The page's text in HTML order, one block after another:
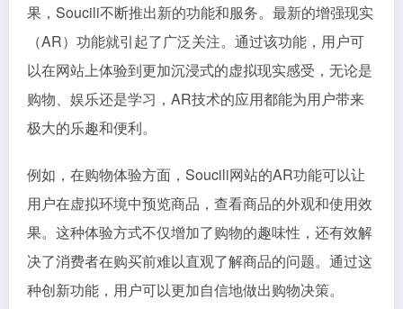
果，Soucili不断推出新的功能和服务。最新的增强现实
（AR）功能就引起了广泛关注。通过该功能，用户可
以在网站上体验到更加沉浸式的虚拟现实感受，无论是
购物、娱乐还是学习，AR技术的应用都能为用户带来
极大的乐趣和便利。
例如，在购物体验方面，Soucili网站的AR功能可以让
用户在虚拟环境中预览商品，查看商品的外观和使用效
果。这种体验方式不仅增加了购物的趣味性，还有效解
决了消费者在购买前难以直观了解商品的问题。通过这
种创新功能，用户可以更加自信地做出购物决策。